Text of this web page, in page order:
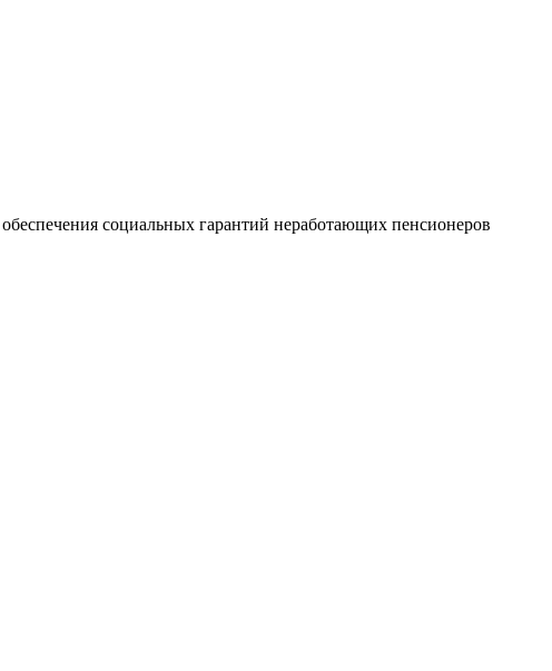
социальных гарантий неработающих пенсионеров